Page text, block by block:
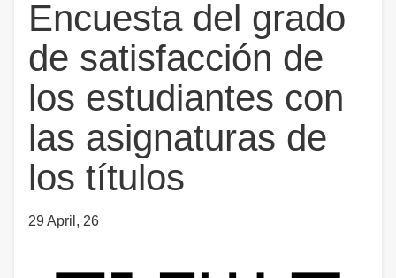
Encuesta del grado
de satisfacción de
los estudiantes con
las asignaturas de
los títulos
29 April, 26